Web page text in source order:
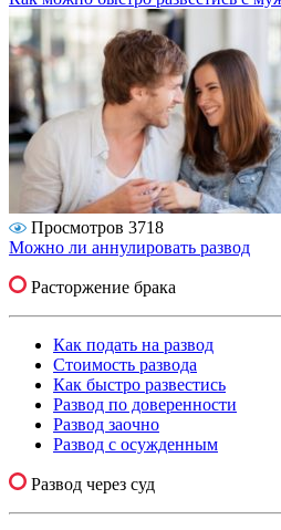
Просмотров 3718
Можно ли аннулировать развод
Расторжение брака
Как подать на развод
Стоимость развода
Как быстро развестись
Развод по доверенности
Развод заочно
Развод с осужденным
Развод через суд